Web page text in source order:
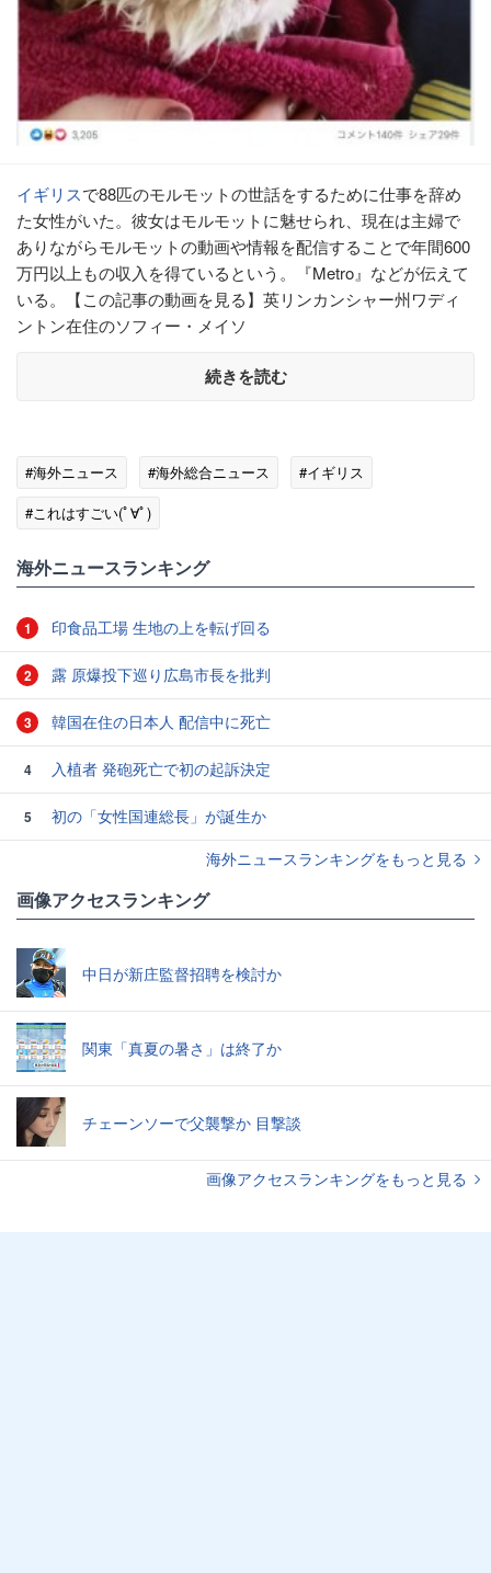
イギリスで88匹のモルモットの世話をするために仕事を辞め
た女性がいた。彼女はモルモットに魅せられ、現在は主婦で
ありながらモルモットの動画や情報を配信することで年間600
万円以上もの収入を得ているという。『Metro』などが伝えて
いる。【この記事の動画を見る】英リンカンシャー州ワディ
ントン在住のソフィー・メイソ
続きを読む
#海外ニュース #海外総合ニュース
#イギリス
#これはすごい(ﾟ∀ﾟ)
海外ニュースランキング
1 印食品工場 生地の上を転げ回る
2 露 原爆投下巡り広島市長を批判
3 韓国在住の日本人 配信中に死亡
4 入植者 発砲死亡で初の起訴決定
5
初の「女性国連総長」が誕生か
海外ニュースランキングをもっと見る
画像アクセスランキング
中日が新庄監督招聘を検討か
関東「真夏の暑さ」は終了か
チェーンソーで父襲撃か 目撃談
画像アクセスランキングをもっと見る